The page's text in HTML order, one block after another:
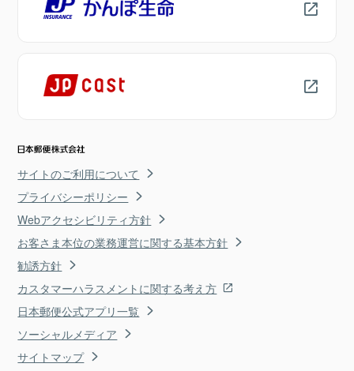
サイトのご利用について
プライバシーポリシー
Webアクセシビリティ方針
お客さま本位の業務運営に関する基本方針
勧誘方針
カスタマーハラスメントに関する考え方
日本郵便公式アプリ一覧
ソーシャルメディア
サイトマップ